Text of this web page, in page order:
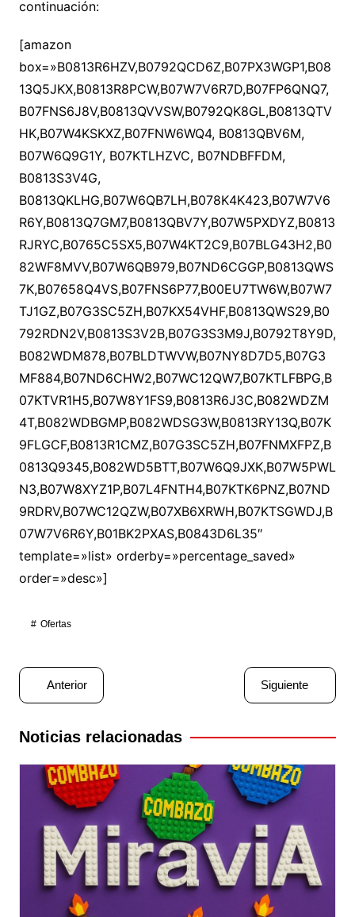
continuación:
[amazon
box=»B0813R6HZV,B0792QCD6Z,B07PX3WGP1,B08
13Q5JKX,B0813R8PCW,B07W7V6R7D,B07FP6QNQ7,
B07FNS6J8V,B0813QVVSW,B0792QK8GL,B0813QTV
HK,B07W4KSKXZ,B07FNW6WQ4, B0813QBV6M,
B07W6Q9G1Y, B07KTLHZVC, B07NDBFFDM,
B0813S3V4G,
B0813QKLHG,B07W6QB7LH,B078K4K423,B07W7V6
R6Y,B0813Q7GM7,B0813QBV7Y,B07W5PXDYZ,B0813
RJRYC,B0765C5SX5,B07W4KT2C9,B07BLG43H2,B0
82WF8MVV,B07W6QB979,B07ND6CGGP,B0813QWS
7K,B07658Q4VS,B07FNS6P77,B00EU7TW6W,B07W7
TJ1GZ,B07G3SC5ZH,B07KX54VHF,B0813QWS29,B0
792RDN2V,B0813S3V2B,B07G3S3M9J,B0792T8Y9D,
B082WDM878,B07BLDTWVW,B07NY8D7D5,B07G3
MF884,B07ND6CHW2,B07WC12QW7,B07KTLFBPG,B
07KTVR1H5,B07W8Y1FS9,B0813R6J3C,B082WDZM
4T,B082WDBGMP,B082WDSG3W,B0813RY13Q,B07K
9FLGCF,B0813R1CMZ,B07G3SC5ZH,B07FNMXFPZ,B
0813Q9345,B082WD5BTT,B07W6Q9JXK,B07W5PWL
N3,B07W8XYZ1P,B07L4FNTH4,B07KTK6PNZ,B07ND
9RDRV,B07WC12QZW,B07XB6XRWH,B07KTSGWDJ,B
07W7V6R6Y,B01BK2PXAS,B0843D6L35″
template=»list» orderby=»percentage_saved»
order=»desc»]
Ofertas
Navegación
de
entradas
Anterior Siguiente
Noticias relacionadas